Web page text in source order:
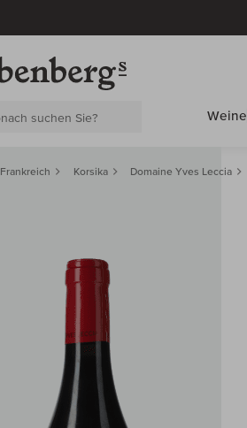
Weine
Frankreich Korsika Domaine Yves Leccia